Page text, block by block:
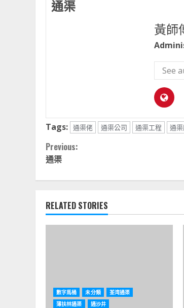
通渠
黃師
See
Tags: 通渠佬 通渠公司 通渠工程 通
Continue
Reading
Previous:
通渠
RELATED STORIES
數字馬桶 未分類
荃湾通渠
薄扶林通渠
通沙井